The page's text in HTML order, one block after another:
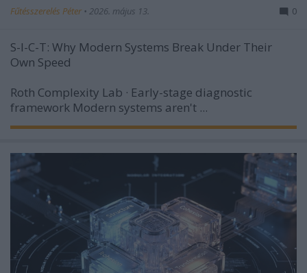
Fűtésszerelés Péter • 2026. május 13. 0
S-I-C-T: Why Modern Systems Break Under Their
Own Speed
Roth Complexity Lab · Early-stage diagnostic
framework Modern systems aren't ...